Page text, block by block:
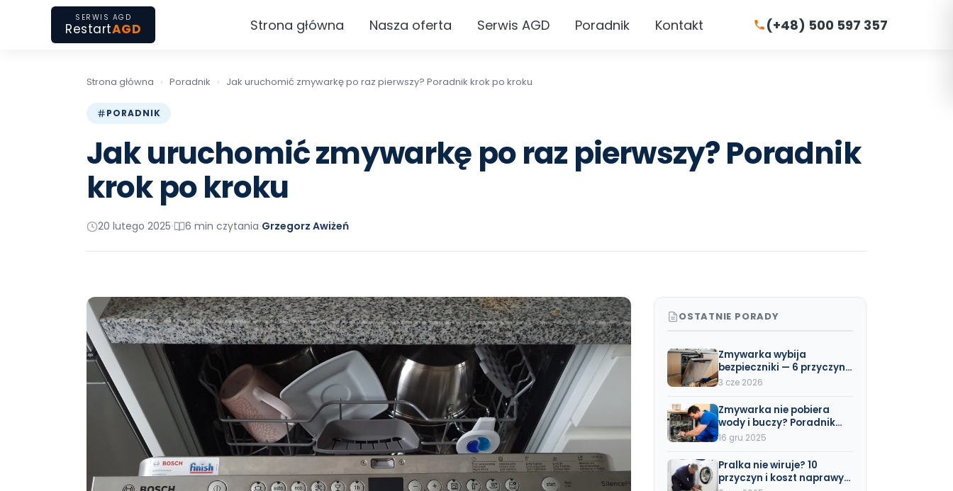
Strona główna Nasza oferta Serwis AGD Poradnik Kontakt
SERWIS AGD
RestartAGD (+48) 500 597 357
Strona główna › Poradnik › Jak uruchomić zmywarkę po raz pierwszy? Poradnik krok po kroku
PORADNIK
Jak uruchomić zmywarkę po raz pierwszy? Poradnik
krok po kroku
20 lutego 2025• 6 min czytania•Grzegorz Awiżeń
OSTATNIE PORADY
Zmywarka wybija
bezpieczniki — 6 przyczyn i
rozwiązania (z cennikiem
3 cze 2026
Zmywarka nie pobiera
wody i buczy? Poradnik
Krok po Kroku (Wszystkie
16 gru 2025
Pralka nie wiruje? 10
przyczyn i koszt naprawy